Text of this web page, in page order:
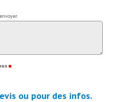
ou pour des infos.